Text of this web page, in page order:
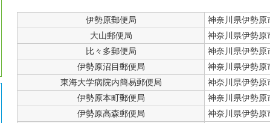
伊勢原郵便局
神奈川県伊勢原
大山郵便局
神奈川県伊勢原
比々多郵便局
神奈川県伊勢原
伊勢原沼目郵便局
神奈川県伊勢原
東海大学病院内簡易郵便局
神奈川県伊勢原
伊勢原本町郵便局
神奈川県伊勢
伊勢原高森郵便局
神奈川県伊勢